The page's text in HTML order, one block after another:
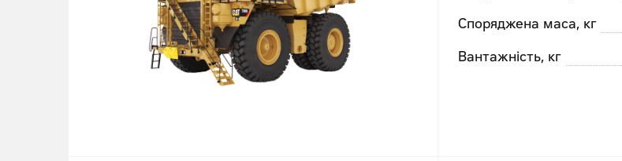
Споряджена маса, кг
Вантажність, кг